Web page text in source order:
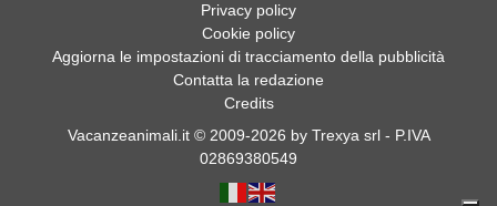
Privacy policy
Cookie policy
Aggiorna le impostazioni di tracciamento della pubblicità
Contatta la redazione
Credits
Vacanzeanimali.it © 2009-2026 by Trexya srl - P.IVA
02869380549